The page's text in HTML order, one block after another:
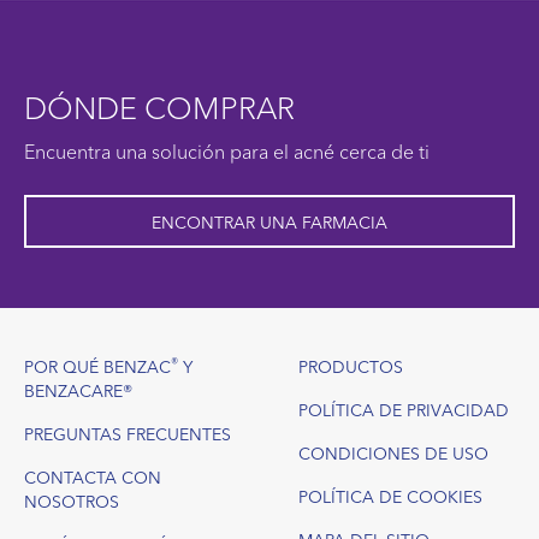
DÓNDE COMPRAR
Encuentra una solución para el acné cerca de ti
ENCONTRAR UNA FARMACIA
Footer
POR QUÉ BENZAC® Y
BENZACARE®
PREGUNTAS FRECUENTES
CONTACTA CON
NOSOTROS
PRODUCTOS
POLÍTICA DE PRIVACIDAD
CONDICIONES DE USO
POLÍTICA DE COOKIES